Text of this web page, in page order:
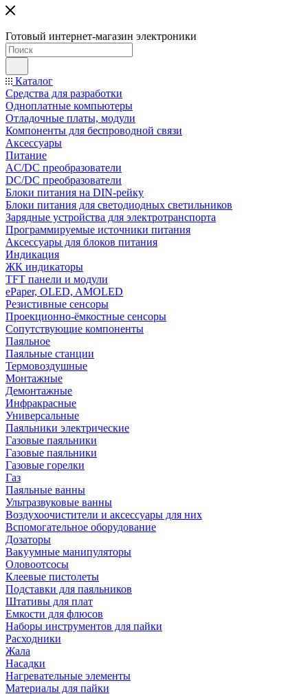
Готовый интернет-магазин электроники
Каталог
Средства для разработки
Одноплатные компьютеры
Отладочные платы, модули
Компоненты для беспроводной связи
Аксессуары
Питание
AC/DC преобразователи
DC/DC преобразователи
Блоки питания на DIN-рейку
Блоки питания для светодиодных светильников
Зарядные устройства для электротранспорта
Программируемые источники питания
Аксессуары для блоков питания
Индикация
ЖК индикаторы
TFT панели и модули
ePaper, OLED, AMOLED
Резистивные сенсоры
Проекционно-ёмкостные сенсоры
Сопутствующие компоненты
Паяльное
Паяльные станции
Термовоздушные
Монтажные
Демонтажные
Инфракрасные
Универсальные
Паяльники электрические
Газовые паяльники
Газовые паяльники
Газовые горелки
Газ
Паяльные ванны
Ультразвуковые ванны
Воздухоочистители и аксессуары для них
Вспомогательное оборудование
Дозаторы
Вакуумные манипуляторы
Оловоотсосы
Клеевые пистолеты
Подставки для паяльников
Штативы для плат
Емкости для флюсов
Наборы инструментов для пайки
Расходники
Жала
Насадки
Нагревательные элементы
Материалы для пайки